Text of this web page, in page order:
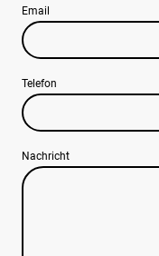
Email
Telefon
Nachricht